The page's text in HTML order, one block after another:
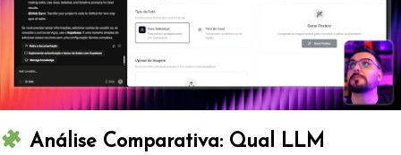
Análise Comparativa: Qual LLM